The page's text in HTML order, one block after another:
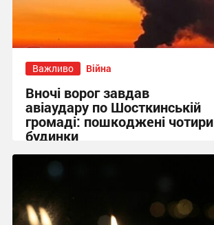
Важливо Війна
Вночі ворог завдав
авіаудару по Шосткинській
громаді: пошкоджені чотири
будинки